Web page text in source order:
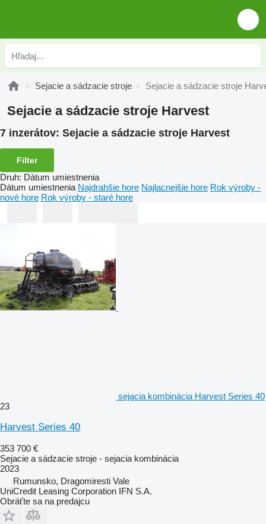
Sejacie a sádzacie stroje Sejacie a sádzacie stroje
Sejacie a sádzacie stroje Harvest
7 inzerátov: Sejacie a sádzacie stroje Harvest
Filter
Druh: Dátum umiestnenia
Dátum umiestnenia Najdrahšie hore Najlacnejšie hore Rok výroby -
nové hore Rok výroby - staré hore
sejacia kombinácia Harvest Series 40
23
Harvest Series 40
353 700 €
Sejacie a sádzacie stroje - sejacia kombinácia
2023
Rumunsko, Dragomiresti Vale
UniCredit Leasing Corporation IFN S.A.
Obráťte sa na predajcu